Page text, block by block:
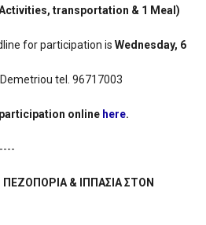
transportation & 1 Meal)
for participation is Wednesday, 6
tel. 96717003
online here.
& ΙΠΠΑΣΙΑ ΣΤΟΝ